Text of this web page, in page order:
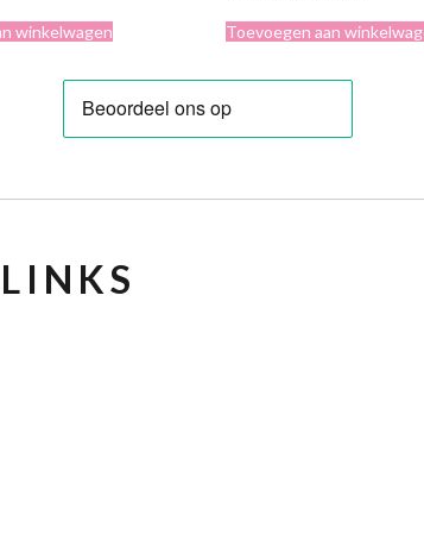
is:
€3,00.
winkelwagen
was: is:
Toevoegen aan